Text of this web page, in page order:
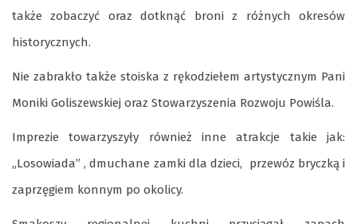
także zobaczyć oraz dotknąć broni z różnych okresów
historycznych.
Nie zabrakło także stoiska z rękodziełem artystycznym Pani
Moniki Goliszewskiej oraz Stowarzyszenia Rozwoju Powiśla.
Imprezie towarzyszyły również inne atrakcje takie jak:
„Losowiada” , dmuchane zamki dla dzieci, przewóz bryczką i
zaprzęgiem konnym po okolicy.